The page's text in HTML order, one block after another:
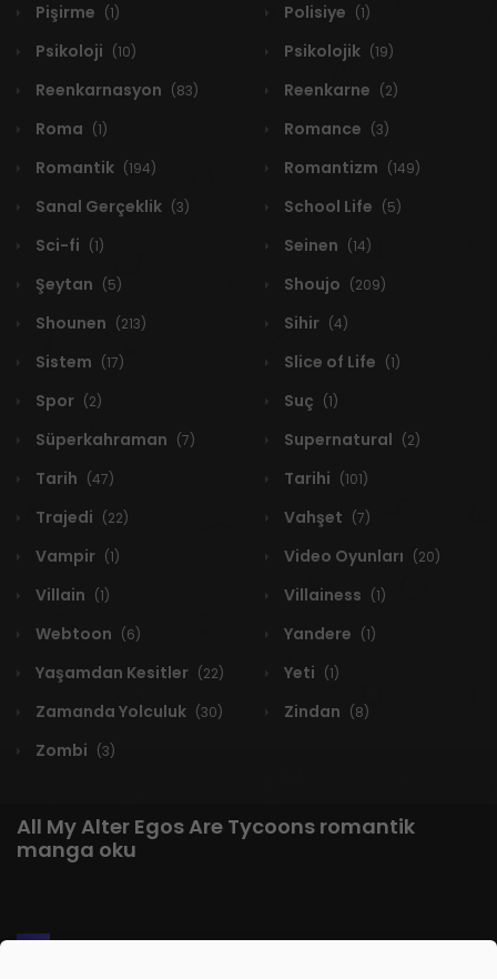
Pişirme (1) Polisiye (1)
Psikoloji (10) Psikolojik (19)
Reenkarnasyon (83) Reenkarne (2)
Roma (1) Romance (3)
Romantik (194) Romantizm (149)
Sanal Gerçeklik (3) School Life (5)
Sci-fi (1) Seinen (14)
Şeytan (5) Shoujo (209)
Shounen (213) Sihir (4)
Sistem (17) Slice of Life (1)
Spor (2) Suç (1)
Süperkahraman (7) Supernatural (2)
Tarih (47) Tarihi (101)
Trajedi (22) Vahşet (7)
Vampir (1) Video Oyunları (20)
Villain (1) Villainess (1)
Webtoon (6) Yandere (1)
Yaşamdan Kesitler (22) Yeti (1)
Zamanda Yolculuk (30) Zindan (8)
Zombi (3)
All My Alter Egos Are Tycoons romantik
manga oku
1 RESULT